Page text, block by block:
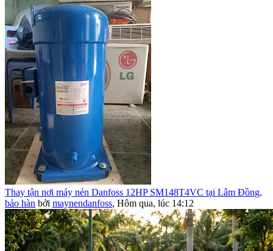
Thay tận nơi máy nén Danfoss 12HP SM148T4VC tại Lâm Đồng,
bảo hàn bởi maynendanfoss, Hôm qua, lúc 14:12